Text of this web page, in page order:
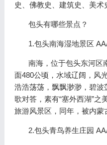
史、佛教史、建筑史、美术
包头有哪些景点？
1.包头南海湿地景区
南海，位于包头东河区
面480公顷，水域辽阔，风
浩浩荡荡，飘飘渺渺，碧
歌对答，素有“塞外西湖”之
旅游风景区，同年，被内蒙
2.包头青鸟养生庄园